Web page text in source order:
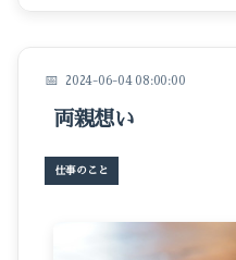
2024-06-04 08:00:00
両親想い
仕事のこと